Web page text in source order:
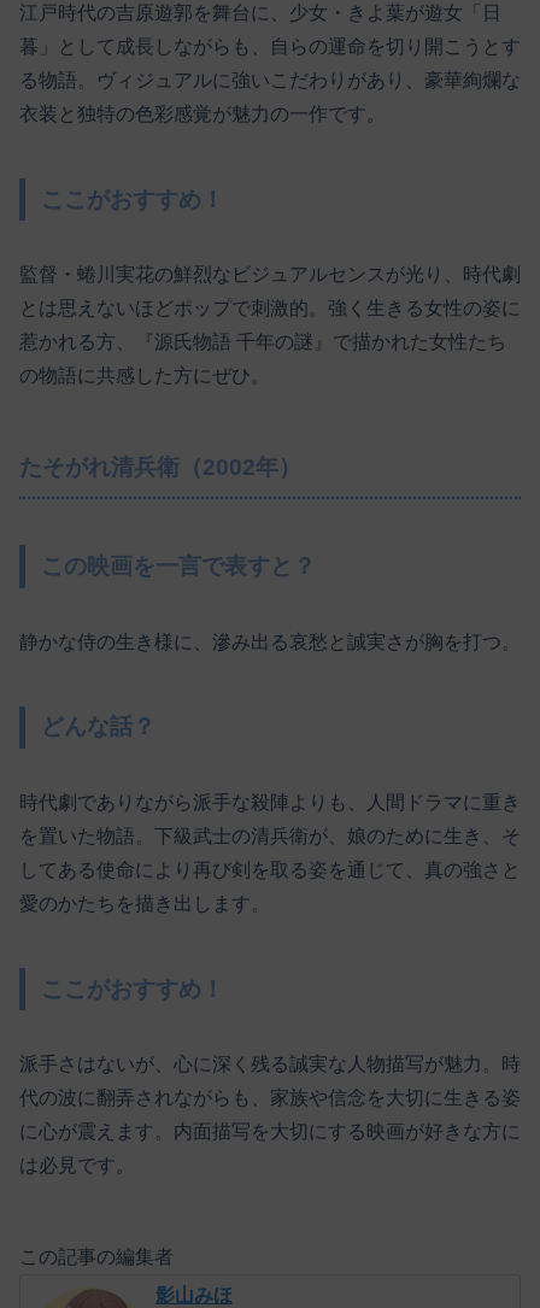
江戸時代の吉原遊郭を舞台に、少女・きよ葉が遊女「日
暮」として成長しながらも、自らの運命を切り開こうとす
る物語。ヴィジュアルに強いこだわりがあり、豪華絢爛な
衣装と独特の色彩感覚が魅力の一作です。
ここがおすすめ！
監督・蜷川実花の鮮烈なビジュアルセンスが光り、時代劇
とは思えないほどポップで刺激的。強く生きる女性の姿に
惹かれる方、『源氏物語 千年の謎』で描かれた女性たち
の物語に共感した方にぜひ。
たそがれ清兵衛（2002年）
この映画を一言で表すと？
静かな侍の生き様に、滲み出る哀愁と誠実さが胸を打つ。
どんな話？
時代劇でありながら派手な殺陣よりも、人間ドラマに重き
を置いた物語。下級武士の清兵衛が、娘のために生き、そ
してある使命により再び剣を取る姿を通じて、真の強さと
愛のかたちを描き出します。
ここがおすすめ！
派手さはないが、心に深く残る誠実な人物描写が魅力。時
代の波に翻弄されながらも、家族や信念を大切に生きる姿
に心が震えます。内面描写を大切にする映画が好きな方に
は必見です。
この記事の編集者
影山みほ